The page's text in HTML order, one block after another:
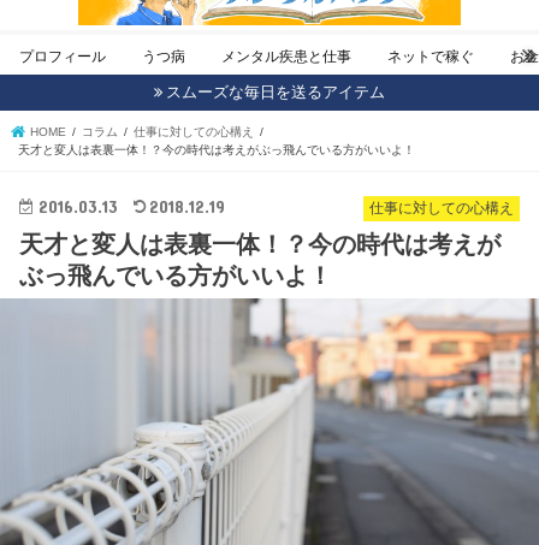
プロフィール うつ病 メンタル疾患と仕事 ネットで稼ぐ お
スムーズな毎日を送るアイテム
HOME コラム
仕事に対しての心構え
天才と変人は表裏一体！？今の時代は考えがぶっ飛んでいる方がいいよ！
仕事に対しての心構え
2016.03.13 2018.12.19
天才と変人は表裏一体！？今の時代は考えが
ぶっ飛んでいる方がいいよ！